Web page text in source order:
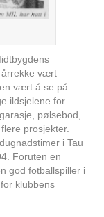
årrekke vært
vært å se på
ildsjelene for
pølsebod,
prosjekter.
i Tau
Foruten en
god fotballspiller i
klubbens